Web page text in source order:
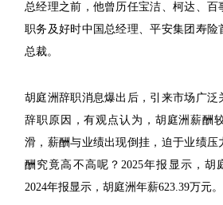
总经理之前，他曾历任宝洁、柯达、百
职务及好时中国总经理、平安集团寿险
总裁。
胡庭洲辞职消息爆出后，引来市场广泛
辞职原因，有观点认为，胡庭洲薪酬
滑，薪酬与业绩出现倒挂，迫于业绩压
酬究竟高不高呢？2025年报显示，胡
2024年报显示，胡庭洲年薪623.39万元。